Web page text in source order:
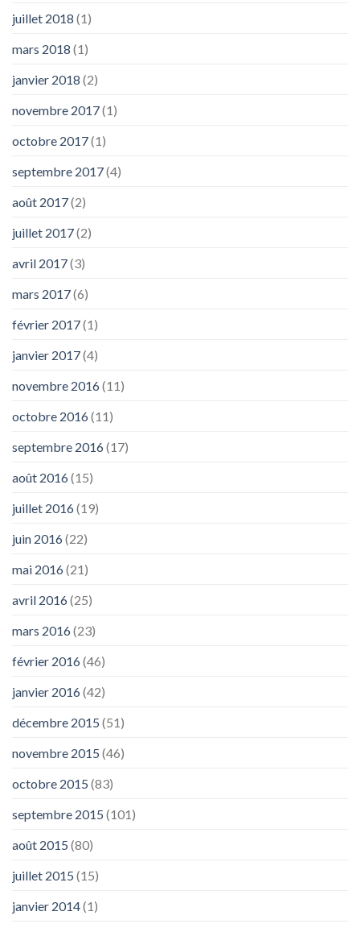
juillet 2018 (1)
mars 2018 (1)
janvier 2018 (2)
novembre 2017(1)
octobre 2017(1)
septembre 2017(4)
août 2017(2)
juillet 2017(2)
avril 2017(3)
mars 2017(6)
février 2017(1)
janvier 2017(4)
novembre 2016(11)
octobre 2016(11)
septembre 2016(17)
août 2016(15)
juillet 2016(19)
juin 2016(22)
mai 2016(21)
avril 2016(25)
mars 2016(23)
février 2016(46)
janvier 2016(42)
décembre 2015 (51)
novembre 2015 (46)
octobre 2015 (83)
septembre 2015 (101)
août 2015 (80)
juillet 2015 (15)
janvier 2014(1)